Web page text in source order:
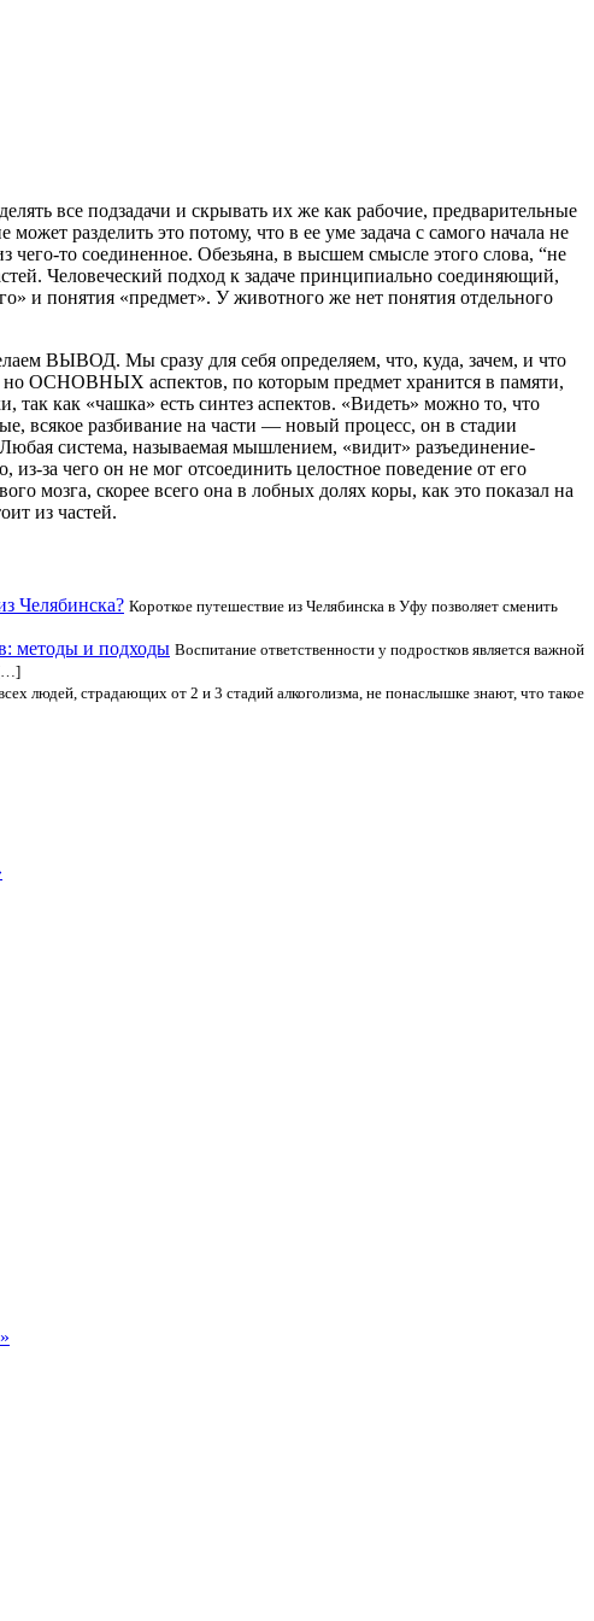
все подзадачи и скрывать их же как рабочие, предварительные
разделить это потому, что в ее уме задача с самого начала не
чего-то соединенное. Обезьяна, в высшем смысле этого слова, “не
Человеческий подход к задаче принципиально соединяющий,
и понятия «предмет». У животного же нет понятия отдельного
ВЫВОД. Мы сразу для себя определяем, что, куда, зачем, и что
но ОСНОВНЫХ аспектов, по которым предмет хранится в памяти,
как «чашка» есть синтез аспектов. «Видеть» можно то, что
всякое разбивание на части — новый процесс, он в стадии
система, называемая мышлением, «видит» разъединение-
за чего он не мог отсоединить целостное поведение от его
мозга, скорее всего она в лобных долях коры, как это показал на
из частей.
Челябинска? Короткое путешествие из Челябинска в Уфу позволяет сменить
методы и подходы Воспитание ответственности у подростков является важной
[…]
людей, страдающих от 2 и 3 стадий алкоголизма, не понаслышке знают, что такое